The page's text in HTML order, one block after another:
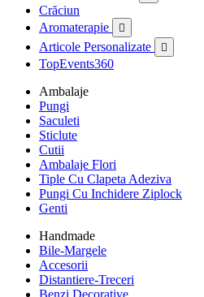
Crăciun
Aromaterapie

Articole Personalizate 
TopEvents360
Ambalaje
Pungi
Saculeti
Sticlute
Cutii
Ambalaje Flori
Tiple Cu Clapeta Adeziva
Pungi Cu Inchidere Ziplock
Genti
Handmade
Bile-Margele
Accesorii
Distantiere-Treceri
Benzi Decorative